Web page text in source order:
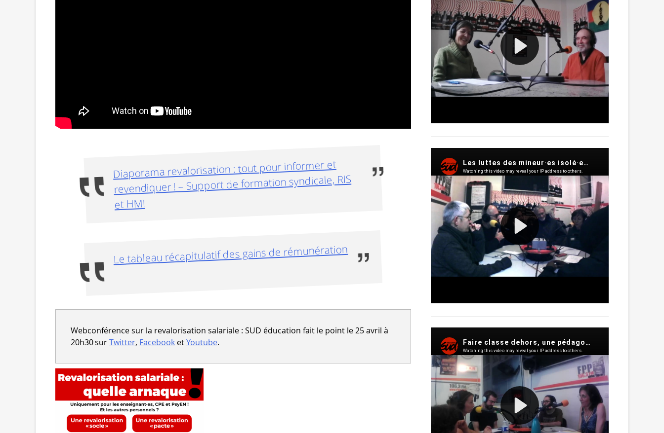
Diaporama revalorisation : tout pour informer et
revendiquer ! – Support de formation syndicale, RIS
et HMI
Le tableau récapitulatif des gains de rémunération
Webconférence sur la revalorisation salariale : SUD éducation fait le point le 25 avril à
20h30 surTwitter, Facebook etYoutube.